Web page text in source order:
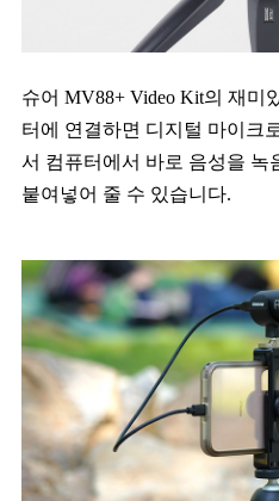
슈어 MV88+ Video Kit의 재미
터에 연결하면 디지털 마이크
서 컴퓨터에서 바로 음성을 녹
붙여넣어 줄 수 있습니다.